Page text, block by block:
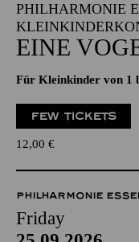
PHILHARMONIE
EINE
Für Kleinkinder von 1
FEW TICKETS
12,00 €
PHILHARMONIE
Friday